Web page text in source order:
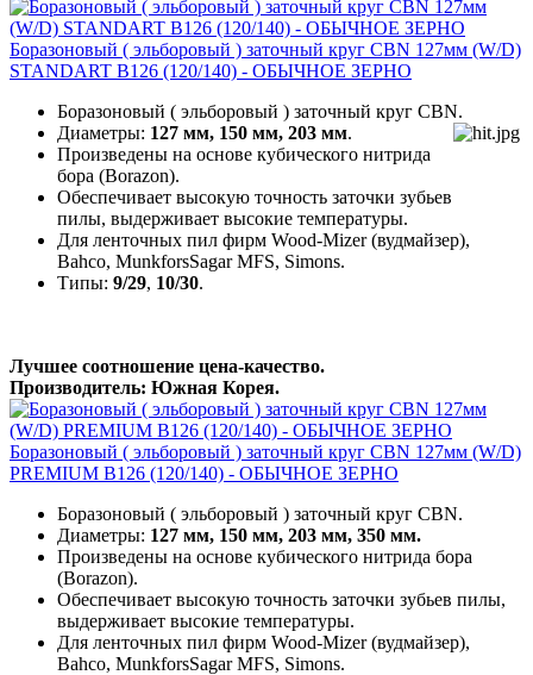
Боразоновый ( эльборовый ) заточный круг CBN 127мм (W/D)
STANDART B126 (120/140) - ОБЫЧНОЕ ЗЕРНО
Боразоновый ( эльборовый ) заточный круг CBN.
Диаметры: 127 мм, 150 мм, 203 мм.
Произведены на основе кубического нитрида
бора (Borazon).
Обеспечивает высокую точность заточки зубьев
пилы, выдерживает высокие температуры.
Для ленточных пил фирм Wood-Mizer (вудмайзер),
Bahco, MunkforsSagar MFS, Simons.
Типы: 9/29, 10/30.
Лучшее соотношение цена-качество.
Производитель: Южная Корея.
Боразоновый ( эльборовый ) заточный круг CBN 127мм (W/D)
PREMIUM B126 (120/140) - ОБЫЧНОЕ ЗЕРНО
Боразоновый ( эльборовый ) заточный круг CBN.
Диаметры: 127 мм, 150 мм, 203 мм, 350 мм.
Произведены на основе кубического нитрида бора
(Borazon).
Обеспечивает высокую точность заточки зубьев пилы,
выдерживает высокие температуры.
Для ленточных пил фирм Wood-Mizer (вудмайзер),
Bahco, MunkforsSagar MFS, Simons.